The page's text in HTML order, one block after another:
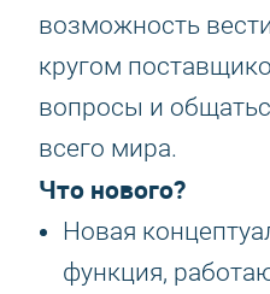
возможность
кругом
вопросы и
всего мира.
Что нового?
Новая
функция,